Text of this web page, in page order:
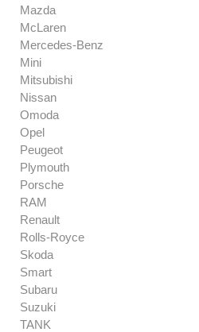
Mazda
McLaren
Mercedes-Benz
Mini
Mitsubishi
Nissan
Omoda
Opel
Peugeot
Plymouth
Porsche
RAM
Renault
Rolls-Royce
Skoda
Smart
Subaru
Suzuki
TANK